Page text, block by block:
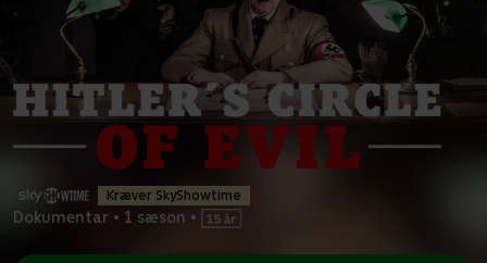
Kræver SkyShowtime
Dokumentar • 1 sæson •